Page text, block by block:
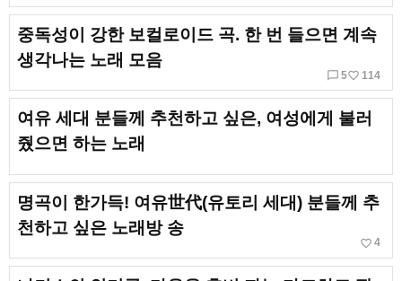
중독성이 강한 보컬로이드 곡. 한 번 들으면 계속
생각나는 노래 모음
chat_bubble_outline 5favorite_border 114
여유 세대 분들께 추천하고 싶은, 여성에게 불러
줬으면 하는 노래
명곡이 한가득! 여유世代(유토리 세대) 분들께 추
천하고 싶은 노래방 송
favorite_border 4